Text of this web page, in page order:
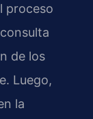
proceso
de los
Luego,
la